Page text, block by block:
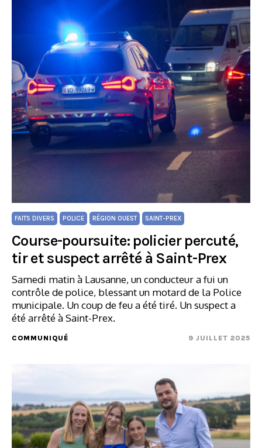
FAITS DIVERS POLICE RÉGION OUEST SAINT-PREX
Course-poursuite: policier percuté,
tir et suspect arrêté à Saint-Prex
Samedi matin à Lausanne, un conducteur a fui un
contrôle de police, blessant un motard de la Police
municipale. Un coup de feu a été tiré. Un suspect a
été arrêté à Saint-Prex.
COMMUNIQUÉ 9 JUILLET 2025